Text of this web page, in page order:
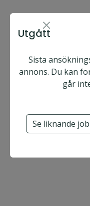
Utgått
Sista
annons. Du kan
går
Se liknande